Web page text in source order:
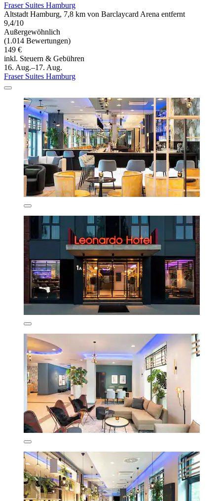
Fraser Suites Hamburg
Altstadt Hamburg, 7,8 km von Barclaycard Arena entfernt
9,4/10
Außergewöhnlich
(1.014 Bewertungen)
149 €
inkl. Steuern & Gebühren
16. Aug.–17. Aug.
Fraser Suites Hamburg